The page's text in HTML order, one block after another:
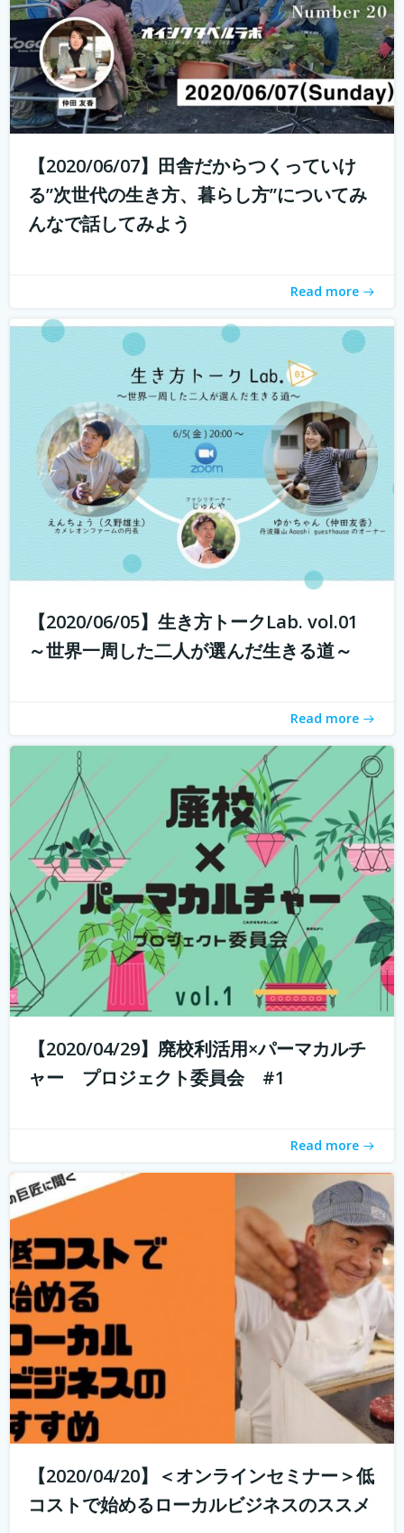
【2020/06/07】田舎だからつくっていけ
る”次世代の生き方、暮らし方”についてみ
んなで話してみよう
Read more
これからの生き方についてみんなで話し、考える場、生き
方トークLab. なんとなく決めた仕事や住む場所、それって
自分が今も本当に求めているものでしょうか。コロナ禍の
中で自分の生き方を考え直している人もいるかと思いま
す。 人は人と出会い、話し、... 続きを読む
【2020/06/05】生き方トークLab. vol.01
～世界一周した二人が選んだ生きる道～
Read more
若年人口の減少に直面する地域では学校の統廃合が相次
ぎ、廃校が増加しています。 その中で、丹波市でカフェ・
ベーカリーを営む市島製パン研究所のオーナー 三澤さん
が現在進行中で丹波市青垣町にある旧遠坂小学校を廃校利
活用させ、地域活性させるプロジェ...
続きを読む
【2020/04/29】廃校利活用×パーマカルチ
ャー プロジェクト委員会 #1
Read more
山と田んぼに囲まれた奥丹波で大行列のカフェ・ベーカリ
ーを営む市島製パン研究所のオーナー、三澤さんを講師に
招いて、こんなときだからこそ、コロナに負けない、強固
なビジネスモデルの作り方のヒント教えてもらういます。
何を学べるか？ 市島製パン研究...続きを読む
【2020/04/20】＜オンラインセミナー＞低
コストで始めるローカルビジネスのススメ